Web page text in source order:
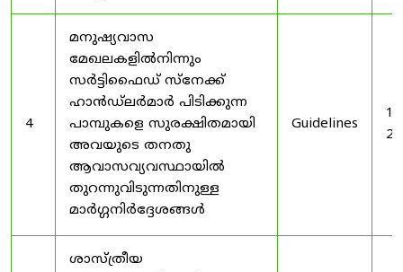
4
മനുഷ്യവാസ
മേഖലകളിൽനിന്നും
സർട്ടിഫൈഡ് സ്നേക്ക്
ഹാൻഡ്‌ലർമാർ പിടിക്കുന്ന
പാമ്പുകളെ സുരക്ഷിതമായി
അവയുടെ തനതു
ആവാസവ്യവസ്ഥായിൽ
തുറന്നുവിടുന്നതിനുള്ള
മാർഗ്ഗനിർദ്ദേശങ്ങൾ
Guidelines
ശാസ്ത്രീയ